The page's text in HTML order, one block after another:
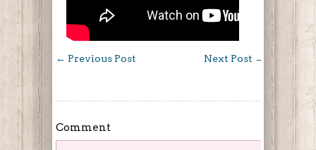
← Previous Post Next Post →
Comment